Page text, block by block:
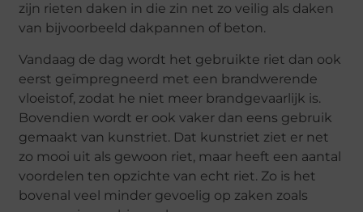
zijn rieten daken in die zin net zo veilig als daken
van bijvoorbeeld dakpannen of beton.
Vandaag de dag wordt het gebruikte riet dan ook
eerst geïmpregneerd met een brandwerende
vloeistof, zodat he niet meer brandgevaarlijk is.
Bovendien wordt er ook vaker dan eens gebruik
gemaakt van kunstriet. Dat kunstriet ziet er net
zo mooi uit als gewoon riet, maar heeft een aantal
voordelen ten opzichte van echt riet. Zo is het
bovenal veel minder gevoelig op zaken zoals